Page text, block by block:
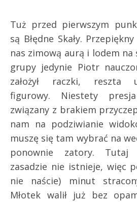
Tuż przed pierwszym
są Błędne Skały.
nas zimową aurą i lodem na
grupy jedynie Piotr
założył raczki, reszta
figurowy. Niestety
związany z brakiem
nam na podziwianie
muszę się tam wybrać na
ponownie zatory. Tutaj
zasadzie nie istnieje, więc
nie naście) minut
Młotek walił już bez